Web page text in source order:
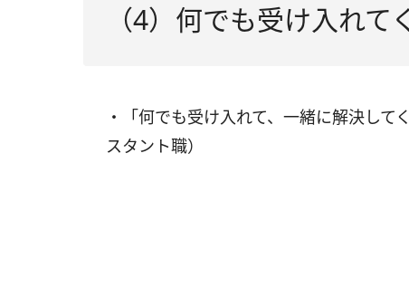
（4）何でも受け入れて
・「何でも受け入れて、一緒に解決し
スタント職）